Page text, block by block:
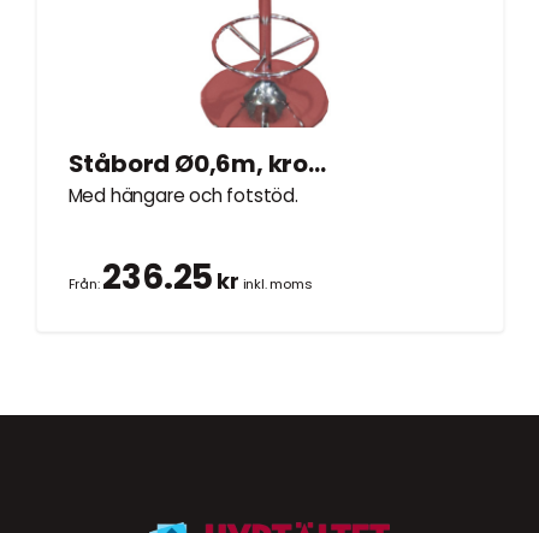
Ståbord Ø0,6m, kromad trumpetfot
Med hängare och fotstöd.
Från:236.25 kr inkl. moms